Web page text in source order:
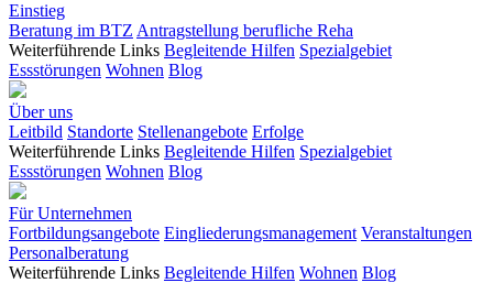
Einstieg
Beratung im BTZ Antragstellung berufliche Reha
Weiterführende Links Begleitende Hilfen Spezialgebiet
Essstörungen Wohnen Blog
Über uns
Leitbild Standorte Stellenangebote Erfolge
Weiterführende Links Begleitende Hilfen Spezialgebiet
Essstörungen Wohnen Blog
Für Unternehmen
Fortbildungsangebote Eingliederungsmanagement Veranstaltungen
Personalberatung
Weiterführende Links Begleitende Hilfen Wohnen Blog